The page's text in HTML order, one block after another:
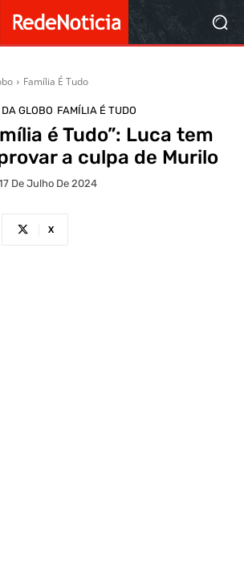
Família É Tudo
GLOBO FAMÍLIA É TUDO
é Tudo”: Luca tem
a culpa de Murilo
De Julho De 2024
X